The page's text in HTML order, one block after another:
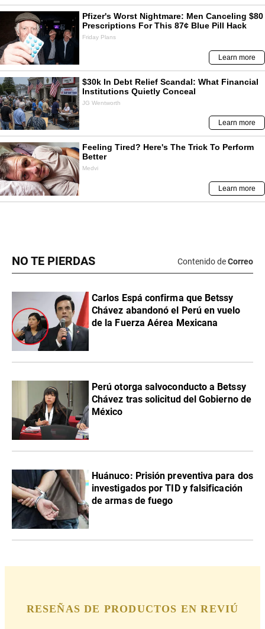
NO TE PIERDAS Contenido deCorreo
Carlos Espá confirma que Betssy
Chávez abandonó el Perú en vuelo
de la Fuerza Aérea Mexicana
Perú otorga salvoconducto a Betssy
Chávez tras solicitud del Gobierno de
México
Huánuco: Prisión preventiva para dos
investigados por TID y falsificación
de armas de fuego